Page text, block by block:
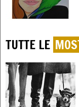
TUTTE LE